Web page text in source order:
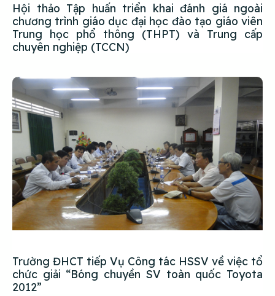
Hội thảo Tập huấn triển khai đánh giá ngoài
chương trình giáo dục đại học đào tạo giáo viên
Trung học phổ thông (THPT) và Trung cấp
chuyên nghiệp (TCCN)
Trường ĐHCT tiếp Vụ Công tác HSSV về việc tổ
chức giải “Bóng chuyền SV toàn quốc Toyota
2012”